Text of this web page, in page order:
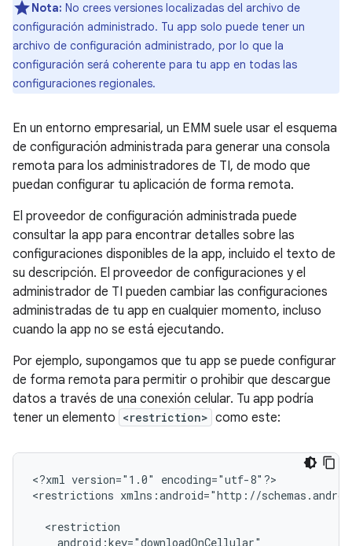
Nota: No crees versiones localizadas del archivo de
configuración administrado. Tu app solo puede tener un
archivo de configuración administrado, por lo que la
configuración será coherente para tu app en todas las
configuraciones regionales.
En un entorno empresarial, un EMM suele usar el esquema
de configuración administrada para generar una consola
remota para los administradores de TI, de modo que
puedan configurar tu aplicación de forma remota.
El proveedor de configuración administrada puede
consultar la app para encontrar detalles sobre las
configuraciones disponibles de la app, incluido el texto de
su descripción. El proveedor de configuraciones y el
administrador de TI pueden cambiar las configuraciones
administradas de tu app en cualquier momento, incluso
cuando la app no se está ejecutando.
Por ejemplo, supongamos que tu app se puede configurar
de forma remota para permitir o prohibir que descargue
datos a través de una conexión celular. Tu app podría
tener un elemento <restriction> como este:
<?xml version="1.0"
encoding="utf-8"?>
<restrictions xmlns:android="http://